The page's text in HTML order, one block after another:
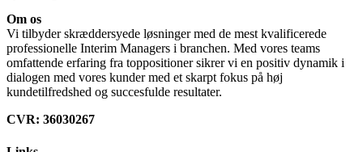
Om os
Vi tilbyder skræddersyede løsninger med de mest kvalificerede
professionelle Interim Managers i branchen. Med vores teams
omfattende erfaring fra toppositioner sikrer vi en positiv dynamik i
dialogen med vores kunder med et skarpt fokus på høj
kundetilfredshed og succesfulde resultater.
CVR: 36030267